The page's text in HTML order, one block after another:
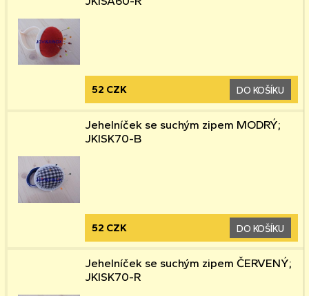
52 CZK DO KOŠÍKU
Jehelníček se suchým zipem MODRÝ;
JKISK70-B
52 CZK DO KOŠÍKU
Jehelníček se suchým zipem ČERVENÝ;
JKISK70-R